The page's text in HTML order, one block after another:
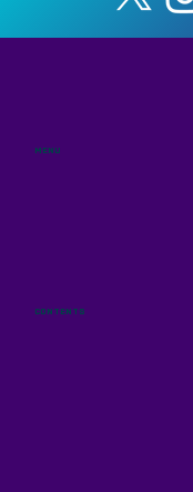
MENU
CONTENTS